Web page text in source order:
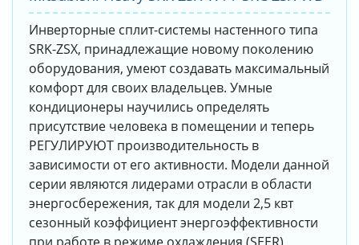
Инверторные сплит-системы настенного типа
SRK-ZSX, принадлежащие новому поколению
оборудования, умеют создавать максимальный
комфорт для своих владельцев. Умные
кондиционеры научились определять
присутствие человека в помещении и теперь
РЕГУЛИРУЮТ производительность в
зависимости от его активности. Модели данной
серии являются лидерами отрасли в области
энергосбережения, так для модели 2,5 квт
сезонный коэффициент энергоэффективности